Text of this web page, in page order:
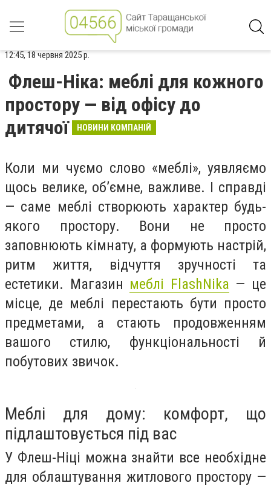
12:45, 18 червня 2025 р.
Флеш-Ніка: меблі для кожного
простору — від офісу до
дитячої
НОВИНИ КОМПАНІЙ
Коли ми чуємо слово «меблі», уявляємо
щось велике, об’ємне, важливе. І справді
— саме меблі створюють характер будь-
якого простору. Вони не просто
заповнюють кімнату, а формують настрій,
ритм життя, відчуття зручності та
естетики. Магазин меблі FlashNika — це
місце, де меблі перестають бути просто
предметами, а стають продовженням
вашого стилю, функціональності й
побутових звичок.
Меблі для дому: комфорт, що
підлаштовується під вас
У Флеш-Ніці можна знайти все необхідне
для облаштування житлового простору —